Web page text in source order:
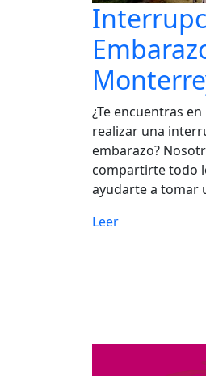
¿Te encuentras
realizar una
embarazo?
compartirte todo
ayudarte a tomar
Leer